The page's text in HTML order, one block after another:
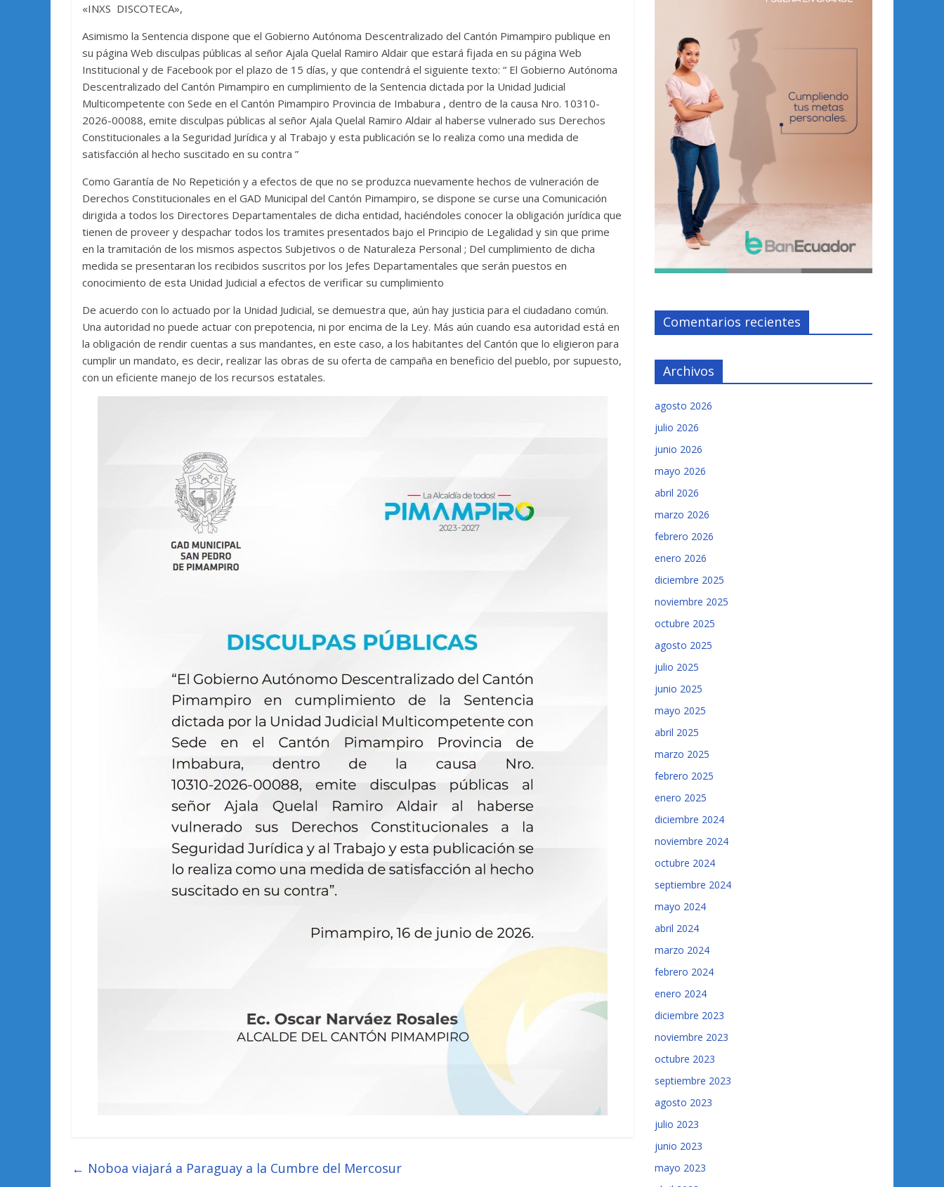
«INXS DISCOTECA»,
Asimismo la Sentencia dispone que el Gobierno Autónoma Descentralizado del Cantón Pimampiro publique en
su página Web disculpas públicas al señor Ajala Quelal Ramiro Aldair que estará fijada en su página Web
Institucional y de Facebook por el plazo de 15 días, y que contendrá el siguiente texto: “ El Gobierno Autónoma
Descentralizado del Cantón Pimampiro en cumplimiento de la Sentencia dictada por la Unidad Judicial
Multicompetente con Sede en el Cantón Pimampiro Provincia de Imbabura , dentro de la causa Nro. 10310-
2026-00088, emite disculpas públicas al señor Ajala Quelal Ramiro Aldair al haberse vulnerado sus Derechos
Constitucionales a la Seguridad Jurídica y al Trabajo y esta publicación se lo realiza como una medida de
satisfacción al hecho suscitado en su contra ”
Como Garantía de No Repetición y a efectos de que no se produzca nuevamente hechos de vulneración de
Derechos Constitucionales en el GAD Municipal del Cantón Pimampiro, se dispone se curse una Comunicación
dirigida a todos los Directores Departamentales de dicha entidad, haciéndoles conocer la obligación jurídica que
tienen de proveer y despachar todos los tramites presentados bajo el Principio de Legalidad y sin que prime
en la tramitación de los mismos aspectos Subjetivos o de Naturaleza Personal ; Del cumplimiento de dicha
medida se presentaran los recibidos suscritos por los Jefes Departamentales que serán puestos en
conocimiento de esta Unidad Judicial a efectos de verificar su cumplimiento
De acuerdo con lo actuado por la Unidad Judicial, se demuestra que, aún hay justicia para el ciudadano común.
Una autoridad no puede actuar con prepotencia, ni por encima de la Ley. Más aún cuando esa autoridad está en
la obligación de rendir cuentas a sus mandantes, en este caso, a los habitantes del Cantón que lo eligieron para
cumplir un mandato, es decir, realizar las obras de su oferta de campaña en beneficio del pueblo, por supuesto,
con un eficiente manejo de los recursos estatales.
← Noboa viajará a Paraguay a la Cumbre del Mercosur
Comentarios recientes
Archivos
agosto 2026
julio 2026
junio 2026
mayo 2026
abril 2026
marzo 2026
febrero 2026
enero 2026
diciembre 2025
noviembre 2025
octubre 2025
agosto 2025
julio 2025
junio 2025
mayo 2025
abril 2025
marzo 2025
febrero 2025
enero 2025
diciembre 2024
noviembre 2024
octubre 2024
septiembre 2024
mayo 2024
abril 2024
marzo 2024
febrero 2024
enero 2024
diciembre 2023
noviembre 2023
octubre 2023
septiembre 2023
agosto 2023
julio 2023
junio 2023
mayo 2023